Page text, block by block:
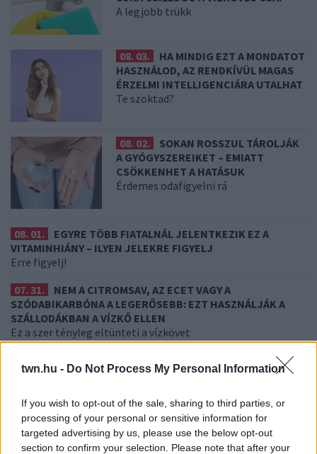
twn.hu - Do Not Process My Personal Information
If you wish to opt-out of the sale, sharing to third parties, or
processing of your personal or sensitive information for
targeted advertising by us, please use the below opt-out
section to confirm your selection. Please note that after your
A legjobb trükk
08. 03.
HA MINDIG EZT A MONDATOT
HASZNÁLOD, AZ RENDKÍVÜL MAGAS
ÉRZELMI INTELLIGENCIÁRA UTALHAT
Te szoktad?
08. 02.
SOKAN ROSSZUL TÁROLJÁK
A GYÓGYSZEREIKET – EMIATT
CSÖKKENHET A HATÁSUK
Érdemes odafigyelni rá
08. 01.
EGYRE TÖBB FIATALNÁL JELENTKEZIK EZ A
VITAMINHIÁNY – ILYEN JELEKRE FIGYELJ
Erre figyelj!
07. 31.
NEM A CITROMSAV, AZ ECET VAGY A
SZÓDABIKARBÓNA A LEGERŐSEBB: EZT HASZNÁLJÁK A
SZÁLLODÁKBAN A VÍZKŐ ELLEN
Ez a szer tényleg eltünteti a vízkövet
HAGYD A SÓT: EGY CSIPET EBBŐL A FŐZŐVÍZBE,
ÉS SOKKAL FINOMABB LESZ A FŐTT KRUMPLI
07. 31.
EZZEL LOCSOLD HETENTE EGYSZER: KÉTSZER
ANNYI VIRÁGOT HOZ MAJD A MUSKÁTLI, HA EZT CSINÁLOD
Ettől lesz a tiéd a leggyönyörűbb muskátli a környéken